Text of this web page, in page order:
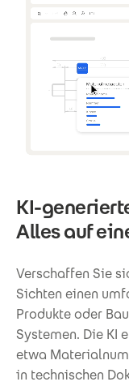
KI-
Alles auf
Verschaffen Sie
Sichten einen
Produkte oder
Systemen. Die KI
etwa
in technischen